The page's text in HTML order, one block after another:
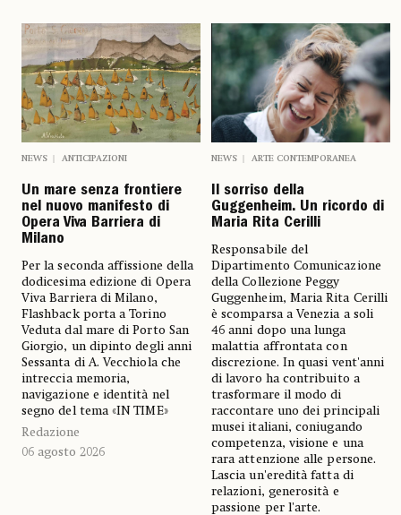
NEWS ANTICIPAZIONI
Un mare senza frontiere
nel nuovo manifesto di
Opera Viva Barriera di
Milano
Per la seconda affissione della
dodicesima edizione di Opera
Viva Barriera di Milano,
Flashback porta a Torino
Veduta dal mare di Porto San
Giorgio, un dipinto degli anni
Sessanta di A. Vecchiola che
intreccia memoria,
navigazione e identità nel
segno del tema «IN TIME»
Redazione
06 agosto 2026
NEWS ARTE CONTEMPORANEA
Il sorriso della
Guggenheim. Un ricordo di
Maria Rita Cerilli
Responsabile del
Dipartimento Comunicazione
della Collezione Peggy
Guggenheim, Maria Rita Cerilli
è scomparsa a Venezia a soli
46 anni dopo una lunga
malattia affrontata con
discrezione. In quasi vent'anni
di lavoro ha contribuito a
trasformare il modo di
raccontare uno dei principali
musei italiani, coniugando
competenza, visione e una
rara attenzione alle persone.
Lascia un'eredità fatta di
relazioni, generosità e
passione per l'arte.